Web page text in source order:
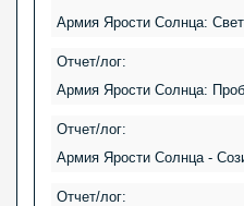
Армия Ярости Солнца:
Отчет/лог:
Армия Ярости Солнца:
Отчет/лог:
Армия Ярости Солнца -
Отчет/лог: